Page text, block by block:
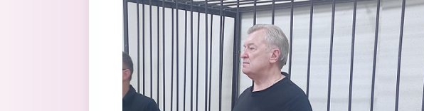
Перейти к основному содержанию